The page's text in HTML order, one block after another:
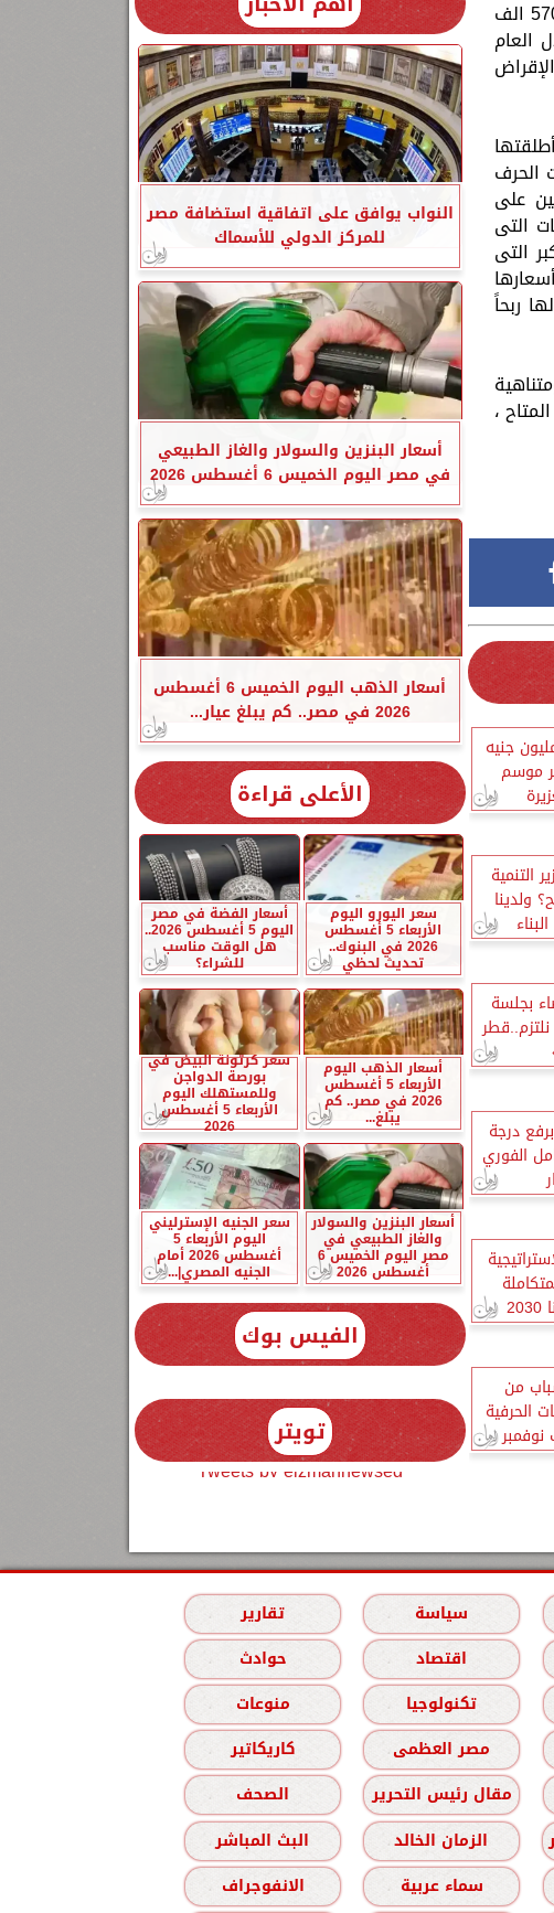
مليون جنيه ، ثم محافظة الاسماعيلية بـ26 مشروعاً 1,7 مليون جنيه ، ثم قنا بـ22 مشروعاً بإستثمارات 570 الف
العام
الحرف
على
التى
التى
ربحاً
ومتناهية
،
التنمية المحلية: 600 مليون جنيه
موسم
التنمية
ولدينا
بجلسة
نلتزم..قطر
درجة
الفوري
من
الحرفية
نوفمبر
النواب يوافق على اتفاقية استضافة مصر
للمركز الدولي للأسماك
أسعار البنزين والسولار والغاز الطبيعي
في مصر اليوم الخميس 6 أغسطس 2026
أسعار الذهب اليوم الخميس 6 أغسطس
2026 في مصر.. كم يبلغ عيار...
الأعلى قراءة
سعر اليورو اليوم
الأربعاء 5 أغسطس
2026 في البنوك..
تحديث لحظي
أسعار الفضة في مصر
اليوم 5 أغسطس 2026..
هل الوقت مناسب
للشراء؟
أسعار الذهب اليوم
الأربعاء 5 أغسطس
2026 في مصر.. كم
يبلغ...
سعر كرتونة البيض في
بورصة الدواجن
وللمستهلك اليوم
الأربعاء 5 أغسطس
2026
أسعار البنزين والسولار
والغاز الطبيعي في
مصر اليوم الخميس 6
أغسطس 2026
سعر الجنيه الإسترليني
اليوم الأربعاء 5
أغسطس 2026 أمام
الجنيه المصري|...
الفيس بوك
تويتر
Tweets by elzmannewseg
سياسة
تقارير
اقتصاد
حوادث
تكنولوجيا
منوعات
مصر العظمى
كاريكاتير
مقال رئيس التحرير
الصحف
الزمان الخالد
البث المباشر
سماء عربية الانفوجراف